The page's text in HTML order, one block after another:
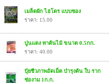
เมล็ดผัก ไฮโดร แบบซอง
ราคา: 15.00
ปูนแดง ทาต้นไม้ ขนาด 0.5กก.
ราคา: 40.00
ปุ๋ยชีวภาพอัดเม็ด บำรุงต้น ใบ ราก
ช่องาม 1ก.ก.